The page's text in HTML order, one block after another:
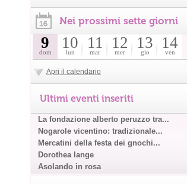
Nei prossimi sette giorni
9
dom
10
lun
11
mar
12
mer
13
gio
14
ven
Apri il calendario
Ultimi eventi inseriti
La fondazione alberto peruzzo tra...
Nogarole vicentino: tradizionale...
Mercatini della festa dei gnochi...
Dorothea lange
Asolando in rosa